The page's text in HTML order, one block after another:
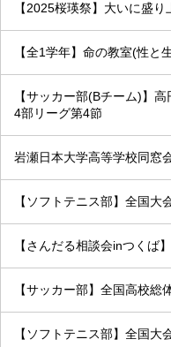
【2025桜瑛祭】大いに盛
【全1学年】命の教室(性と
【サッカー部(Bチーム)】
4部リーグ第4節
岩瀬日本大学高等学校同窓
【ソフトテニス部】全国大
【さんだる相談会inつくば
【サッカー部】全国高校
【ソフトテニス部】全国